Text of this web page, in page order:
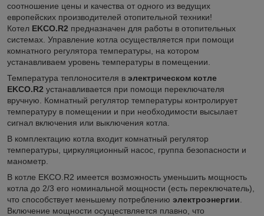
соотношение цены и качества от одного из ведущих
европейских производителей отопительной техники!
Котел EKCO.R2 предназначен для работы в отопительных
системах. Управление котла осуществляется при помощи
комнатного регулятора температуры, на котором
устанавливаем уровень температуры в помещении.
Температура теплоносителя в электрическом котле
EKCO.R2 устанавливается при помощи переключателя
вручную. Комнатный регулятор температуры контролирует
температуру в помещении и при необходимости высылает
сигнал включения или выключения котла.
В комплектацию котла входит комнатный регулятор
температуры, циркуляционный насос, группа безопасности и
манометр.
В котле EKCO.R2 имеется возможность уменьшить мощность
котла до 2/3 его номинальной мощности (есть переключатель),
что способствует меньшему потреблению электроэнергии
Включение мощности осуществляется плавно, что